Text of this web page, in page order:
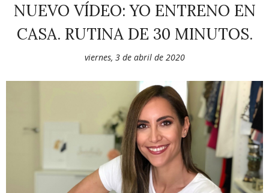
NUEVO VÍDEO: YO ENTRENO EN
CASA. RUTINA DE 30 MINUTOS.
viernes, 3 de abril de 2020